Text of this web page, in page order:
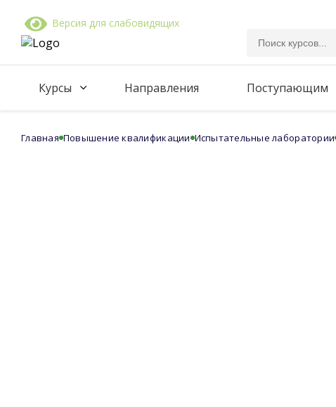
Версия для слабовидящих
Курсы Направления Поступающим
Главная Повышение квалификации Испытательные лаборатории